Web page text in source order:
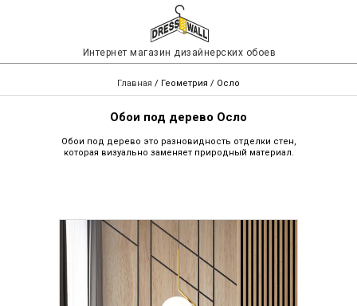
Интернет магазин дизайнерских обоев
Главная / Геометрия / Осло
Обои под дерево это разновидность отделки стен,
которая визуально заменяет природный материал.
Обои под дерево Осло